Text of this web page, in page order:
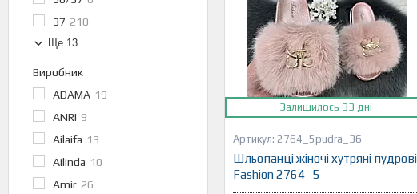
37 210
Ще 13
Виробник
ADAMA 19
ANRI 9
Ailaifa 13
Ailinda 10
Amir 26
Залишилось 33 дні
2764_5pudra_36
Шльопанці жіночі хутряні пудрові
Fashion 2764_5